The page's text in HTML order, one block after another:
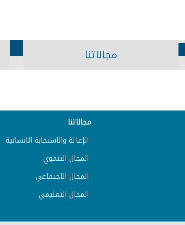
مجالاتنا
مجالاتنا
الإغاثة والاستجابة الانسانية
المجال التنموي
المجال الاجتماعي
المجال التعليمي